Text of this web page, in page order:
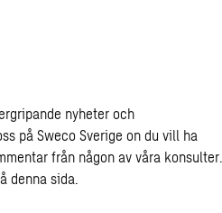
nyheter och
på Sweco Sverige on du vill ha
från någon av våra konsulter.
denna sida.